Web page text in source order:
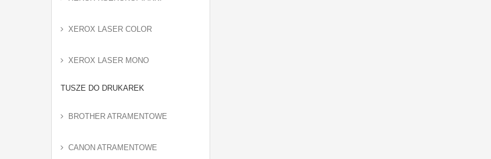
XEROX LASER COLOR
XEROX LASER MONO
TUSZE DO DRUKAREK
BROTHER ATRAMENTOWE
CANON ATRAMENTOWE